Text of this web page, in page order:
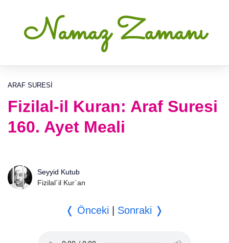
Namaz Zamanı
ARAF SURESI
Fizilal-il Kuran: Araf Suresi
160. Ayet Meali
Seyyid Kutub
Fizilal´il Kur`an
❬ Önceki Sonraki ❭